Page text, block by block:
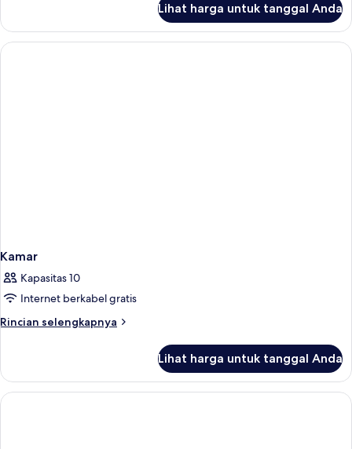
Beds)
Suite
Junior
(2
Lihat harga untuk tanggal Anda
Kamar
Kapasitas 10
Internet berkabel gratis
Rincian selengkapnya
Rincian
Kamar
Lihat harga untuk tanggal Anda